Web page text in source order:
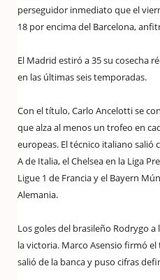
perseguidor inmediato que el
18 por encima del Barcelona,
El Madrid estiró a 35 su cosecha
en las últimas seis temporadas.
Con el título, Carlo Ancelotti se
que alza al menos un trofeo en
europeas. El técnico italiano salió
A de Italia, el Chelsea en la Liga
Ligue 1 de Francia y el Bayern
Alemania.
Los goles del brasileño Rodrygo
la victoria. Marco Asensio firmó el
salió de la banca y puso cifras